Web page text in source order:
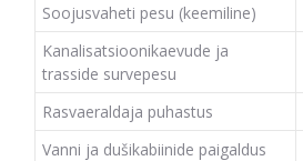
Soojusvaheti pesu (keemiline)
Kanalisatsioonikaevude ja
trasside survepesu
Rasvaeraldaja puhastus
Vanni ja dušikabiinide paigaldus